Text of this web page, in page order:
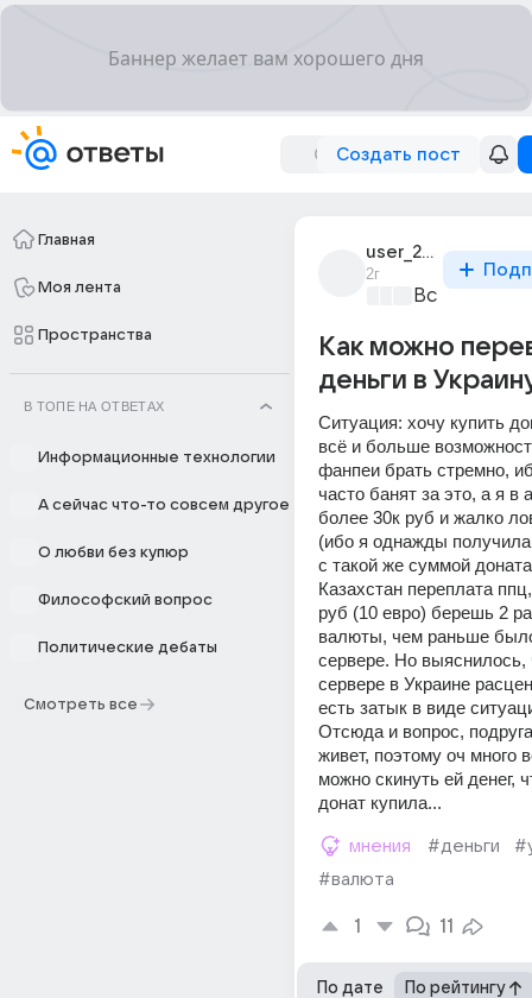
Создать пост
Главная
Моя лента
Пространства
В ТОПЕ НА ОТВЕТАХ
Информационные технологии
А сейчас что-то совсем другое
О любви без купюр
Философский вопрос
Политические дебаты
Смотреть все
user_298239103
2г
Все про
Как можно
деньги в
Ситуация: хочу купить
всё и больше
фанпеи брать стремно,
часто банят за это, а я в
более 30к руб и жалко
(ибо я однажды
с такой же суммой
Казахстан переплата
руб (10 евро) берешь 2
валюты, чем раньше
сервере. Но выяснилось,
сервере в Украине
есть затык в виде
Отсюда и вопрос,
живет, поэтому оч много
можно скинуть ей денег,
донат купила...
мнения #деньги
#валюта
1 11
По дате По рейтингу